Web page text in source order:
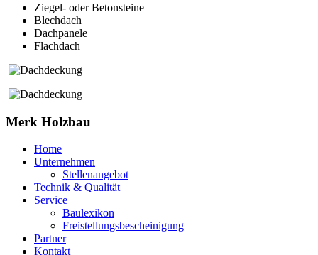
Ziegel- oder Betonsteine
Blechdach
Dachpanele
Flachdach
Merk Holzbau
Home
Unternehmen
Stellenangebot
Technik & Qualität
Service
Baulexikon
Freistellungsbescheinigung
Partner
Kontakt